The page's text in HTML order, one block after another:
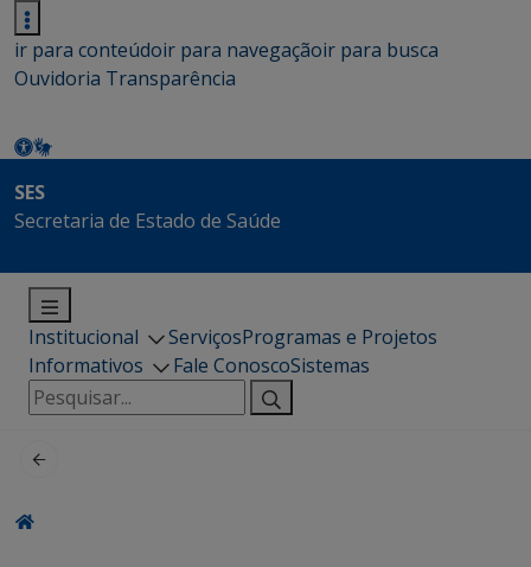
ir para conteúdoir para navegaçãoir para busca
Ouvidoria Transparência
SES
Secretaria de Estado de Saúde
Institucional ServiçosProgramas e Projetos
Informativos
Fale ConoscoSistemas
Pesquisar
por: